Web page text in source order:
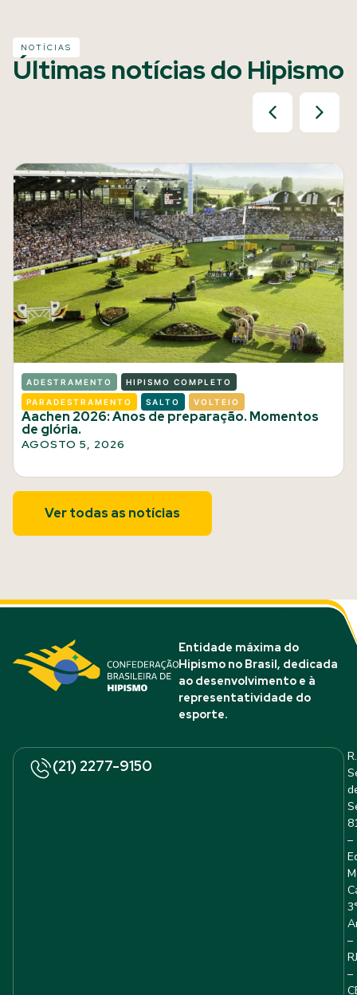
NOTÍCIAS
Últimas notícias do Hipismo
ADESTRAMENTO HIPISMO COMPLETO
PARADESTRAMENTO SALTO VOLTEIO
Aachen 2026: Anos de preparação. Momentos
de glória.
AGOSTO 5, 2026
Ver todas as notícias
Entidade máxima do
Hipismo no Brasil, dedicada
ao desenvolvimento e à
representatividade do
esporte.
(21) 2277-9150
R.
–
–
RJ
–